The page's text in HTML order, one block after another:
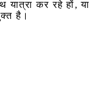
यात्रा कर रहे हों, या
है।